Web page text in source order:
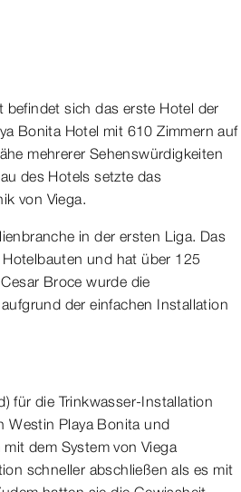
sich das erste Hotel der
Bonita Hotel mit 610 Zimmern auf
mehrerer Sehenswürdigkeiten
des Hotels setzte das
von Viega.
in der ersten Liga. Das
und hat über 125
Broce wurde die
der einfachen Installation
für die Trinkwasser-Installation
Westin Playa Bonita und
dem System von Viega
schneller abschließen als es mit